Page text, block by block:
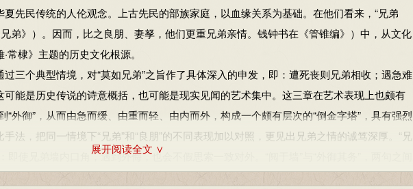
祭祀或燕享时用来盛食物的器具。笾用竹制，豆用木制。
宴。一说酒足饭饱。
先民传统的人伦观念。上古先民的部族家庭，以血缘关系为基础。在他们看来，“兄弟
弟》）。因而，比之良朋、妻孥，他们更重兄弟亲情。钱钟书在《管锥编》）中，从文化
常棣》主题的历史文化根源。
个典型情境，对“莫如兄弟”之旨作了具体深入的申发，即：遭死丧则兄弟相收；遇急难
能是历史传说的诗意概括，也可能是现实见闻的艺术集中。这三章在艺术表现上也颇有
“外御”，从而由急而缓、由重而轻、由内而外，构成一个颇有层次的“倒金字塔”，具有强烈
法，把同一情境下“兄弟”和“良朋”的不同表现加以对照，更见出兄弟之情的诚笃深厚。“兄
即使兄弟墙内口角，遇到外侮，也会不假思索一致对外。“阋于墙”与“外御其务”，两句之间
刻，有力表现出手足之情出于天然、发自深衷。由转折手法构成的这一典型情境，因表现
展开阅读全文 ∨